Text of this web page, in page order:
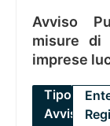
Avviso
misure di
imprese
Tipo:
Avviso